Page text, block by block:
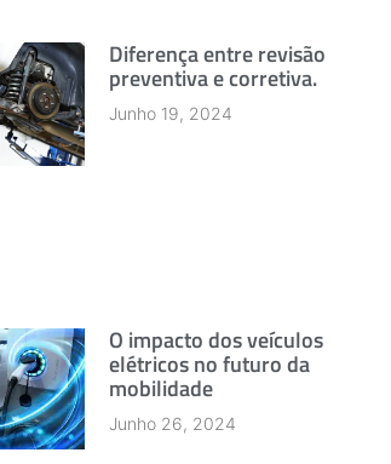
Diferença entre revisão
preventiva e corretiva.
Junho 19, 2024
O impacto dos veículos
elétricos no futuro da
mobilidade
Junho 26, 2024